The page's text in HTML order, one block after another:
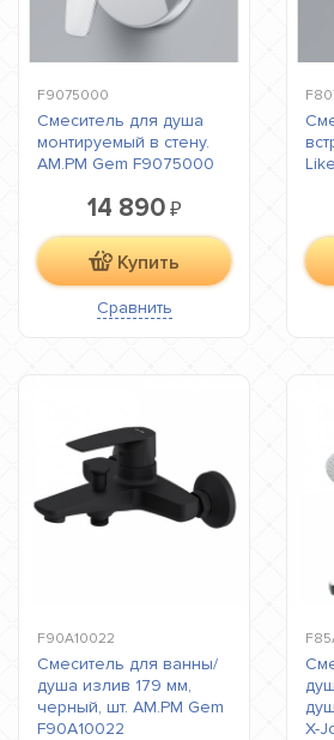
F9075000
Cмеситель для душа
монтируемый в стену.
AM.PM Gem F9075000
14 890₽
Купить
Сравнить
F90A10022
Смеситель для ванны/
душа излив 179 мм,
черный, шт. AM.PM Gem
F90A10022
X-